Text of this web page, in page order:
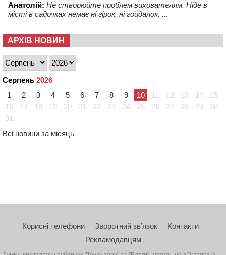
Анатолій: Не створюйте проблем вихователям. Ніде в
місті в садочках немає ні гірок, ні гойдалок, ...
АРХІВ НОВИН
Серпень 2026
1
2 3 4 5 6 7 8 9 10 11 12 13 14
15
16
17 18 19 20 21 22 23 24 25 26 27 28 29
30
31
Всі новини за місяць
Корисні телефони Зворотний зв’язок
Контакти
Рекламодавцям